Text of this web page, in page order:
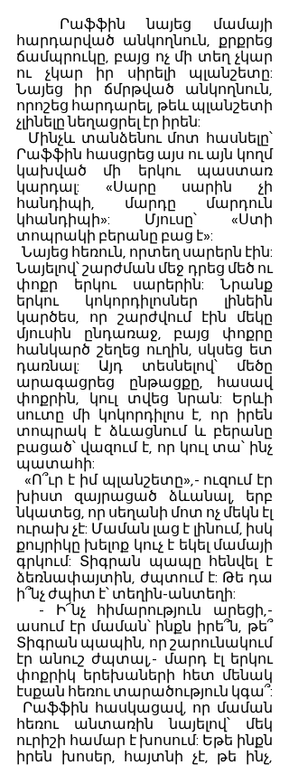
հարդարված անկողնուն, քրքրեց
ճամպրուկը, բայց ոչ մի տեղ չկար
ու չկար իր սիրելի պլանշետը:
Նայեց իր ճմրթված անկողնուն,
որոշեց հարդարել, թեև պլանշետի
չլինելը նեղացրել էր իրեն:
Րաֆֆին հասցրեց այս ու այն կողմ
կախված մի երկու պաստառ
կարդալ: «Սարը սարին չի
հանդիպի, մարդը մարդուն
կհանդիպի»: Մյուսը՝ «Ստի
տոպրակի բերանը բաց է»:
Նայելով՝ շարժման մեջ դրեց մեծ ու
փոքր երկու սարերին: Նրանք
երկու կոկորդիլոսներ լինեին
կարծես, որ շարժվում էին մեկը
մյուսին ընդառաջ, բայց փոքրը
հանկարծ շեղեց ուղին, սկսեց ետ
դառնալ: Այդ տեսնելով՝ մեծը
արագացրեց ընթացքը, հասավ
փոքրին, կուլ տվեց նրան: Երևի
սուտը մի կոկորդիլոս է, որ իրեն
տոպրակ է ձևացնում և բերանը
բացած՝ վազում է, որ կուլ տա՝ ինչ
պատահի:
  «Ո՞ւր է իմ պլանշետը»,- ուզում էր
խիստ զայրացած ձևանալ, երբ
նկատեց, որ սեղանի մոտ ոչ մեկն էլ
ուրախ չէ: Մաման լաց է լինում, իսկ
քույրիկը խելոք կուչ է եկել մամայի
գրկում: Տիգրան պապը հենվել է
ձեռնափայտին, ժպտում է: Թե դա
ի՞նչ ժպիտ է՝ տեղին-անտեղի:
ասում էր մաման՝ ինքն իրե՞ն, թե՞
Տիգրան պապին, որ շարունակում
էր անուշ ժպտալ,- մարդ էլ երկու
փոքրիկ երեխաների հետ մենակ
հեռու անտառին նայելով՝ մեկ
ուրիշի համար է խոսում: Եթե ինքն
իրեն խոսեր, հայտնի չէ, թե ինչ,